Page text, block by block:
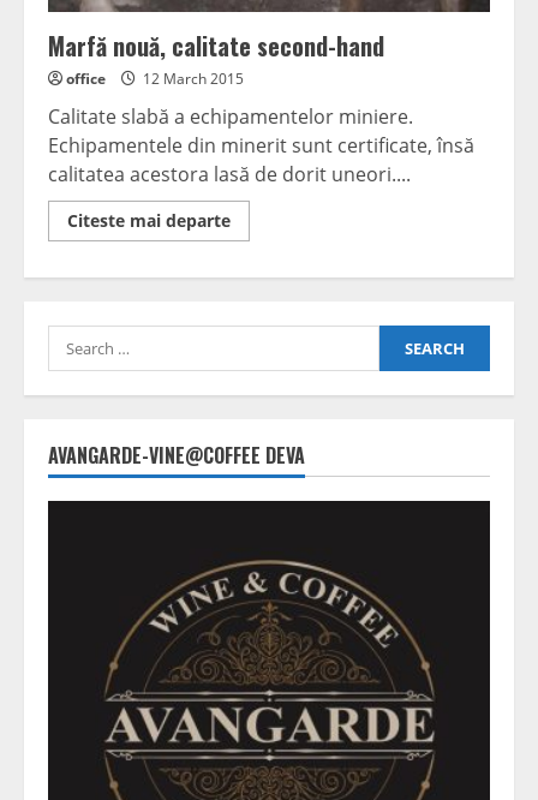
Marfă nouă, calitate second-hand
office 12 March 2015
Calitate slabă a echipamentelor miniere.
Echipamentele din minerit sunt certificate, însă
calitatea acestora lasă de dorit uneori....
Citeste mai departeRead
more
second-
Search
for:
AVANGARDE-VINE@COFFEE DEVA